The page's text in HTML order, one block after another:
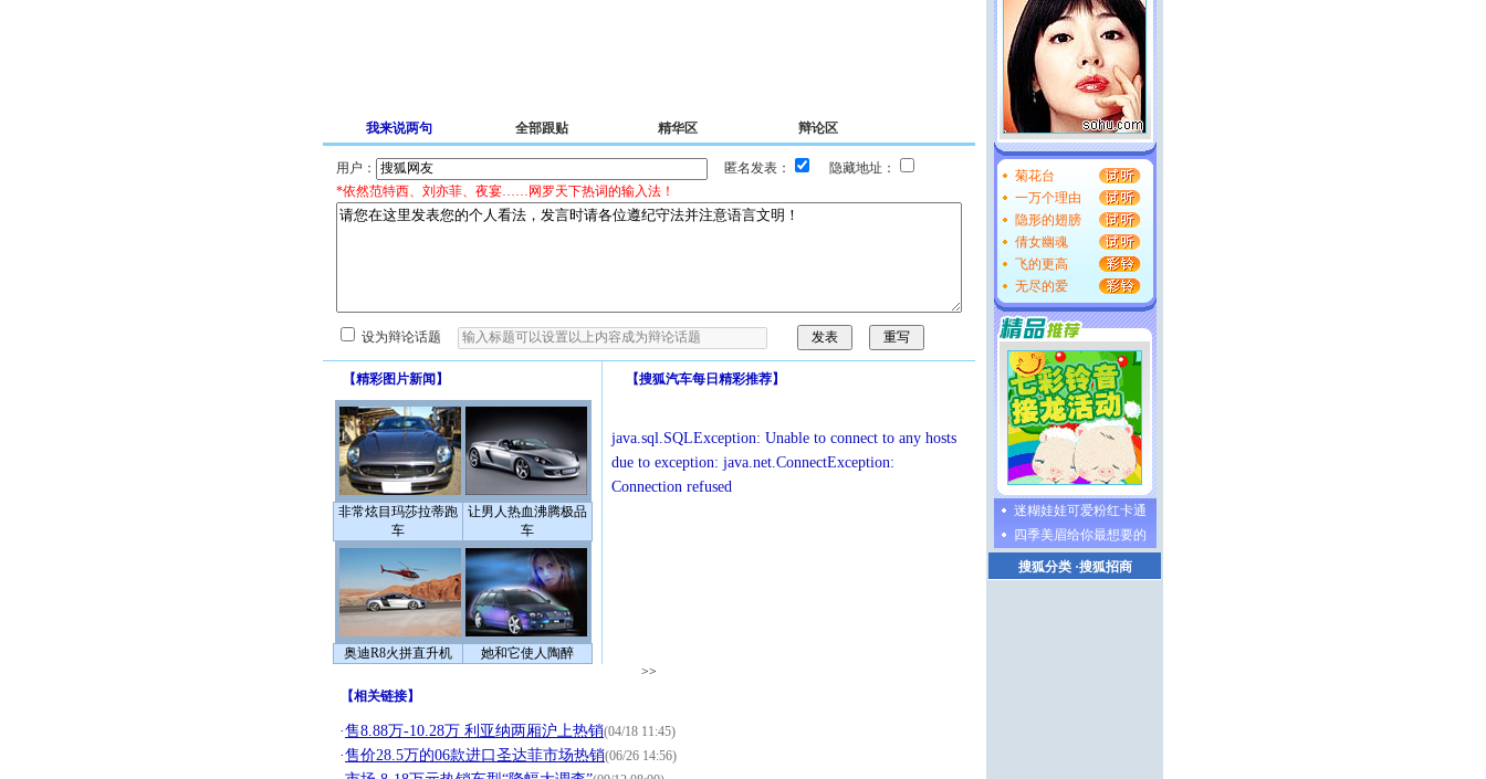
我来说两句 全部跟贴 精华区 辩论区
用户： 匿名发表：
隐藏地址：
*依然范特西、刘亦菲、夜宴……网罗天下热词的输入法！
设为辩论话题
【精彩图片新闻 】
非常炫目玛莎拉蒂跑
车
让男人热血沸腾极品
车
奥迪R8火拼直升机 她和它使人陶醉
【搜狐汽车每日精彩推荐】
java.sql.SQLException: Unable to connect to any hosts
due to exception: java.net.ConnectException:
Connection refused
>>
【相关链接】
·售8.88万-10.28万 利亚纳两厢沪上热销(04/18 11:45)
·售价28.5万的06款进口圣达菲市场热销(06/26 14:56)
菊花台
一万个理由
隐形的翅膀
倩女幽魂
飞的更高
无尽的爱
迷糊娃娃可爱粉红卡通
四季美眉给你最想要的
搜狐分类·搜狐招商